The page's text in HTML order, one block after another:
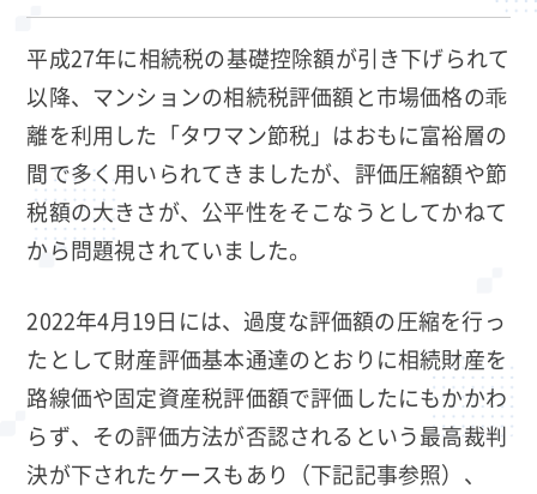
平成27年に相続税の基礎控除額が引き下げられて
以降、マンションの相続税評価額と市場価格の乖
離を利用した「タワマン節税」はおもに富裕層の
間で多く用いられてきましたが、評価圧縮額や節
税額の大きさが、公平性をそこなうとしてかねて
から問題視されていました。
2022年4月19日には、過度な評価額の圧縮を行っ
たとして財産評価基本通達のとおりに相続財産を
路線価や固定資産税評価額で評価したにもかかわ
らず、その評価方法が否認されるという最高裁判
決が下されたケースもあり（下記記事参照）、